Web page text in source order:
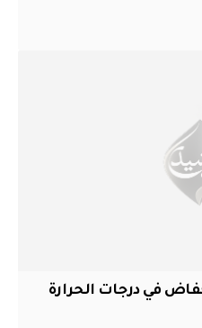
في درجات الحرارة